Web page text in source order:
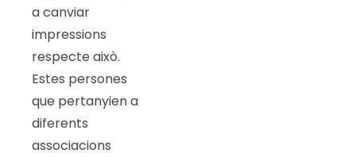
a canviar
impressions
respecte això.
Estes persones
que pertanyien a
diferents
associacions